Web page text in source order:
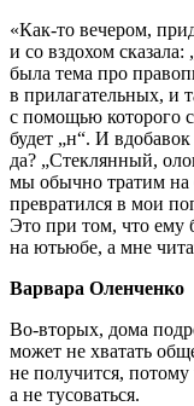
«Как-то вечером,
и со вздохом
была тема про
в прилагательных, и
с помощью которого
будет „н“. И
да? „Стеклянный,
мы обычно тратим на
превратился в мои
Это при том, что ему
на ютьюбе, а мне
Варвара Оленченко
Во-вторых, дома
может не хватать
не получится, потому
а не тусоваться.